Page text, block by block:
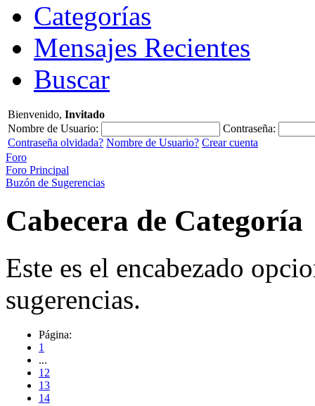
Categorías
Mensajes Recientes
Buscar
Bienvenido, Invitado
Nombre de Usuario:
Contraseña:
Contraseña olvidada? Nombre de Usuario? Crear cuenta
Foro
Foro Principal
Buzón de Sugerencias
Cabecera de Categoría
Este es el encabezado
sugerencias.
Página:
1
...
12
13
14